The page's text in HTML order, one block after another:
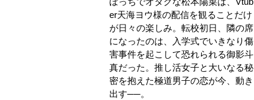
er天海ヨウ様の配信を観ることだけ
が日々の楽しみ。転校初日、隣の席
になったのは、入学式でいきなり傷
害事件を起こして恐れられる御影斗
真だった。推し活女子と大いなる秘
密を抱えた極道男子の恋が今、動き
出す──。